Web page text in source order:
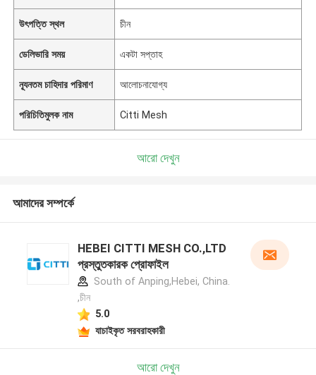
উৎপত্তি স্থল চীন
ডেলিভারি সময় একটা সপ্তাহ
ন্যূনতম চাহিদার পরিমাণ আলোচনাযোগ্য
পরিচিতিমুলক নাম Citti Mesh
আরো দেখুন
আমাদের সম্পর্কে
HEBEI CITTI MESH CO.,LTD
প্রস্তুতকারক প্রোফাইল
South of Anping,Hebei, China.
,চীন
5.0
যাচাইকৃত সরবরাহকারী
আরো দেখুন